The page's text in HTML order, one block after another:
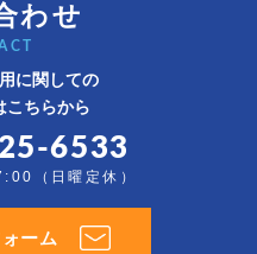
わせ
に関しての
こちらから
6533
（日曜定休）
ーム